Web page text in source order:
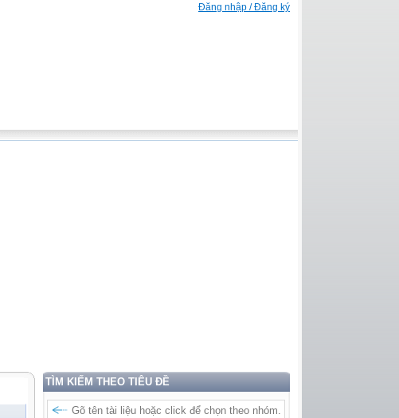
Đăng nhập / Đăng ký
TÌM KIẾM THEO TIÊU ĐỀ